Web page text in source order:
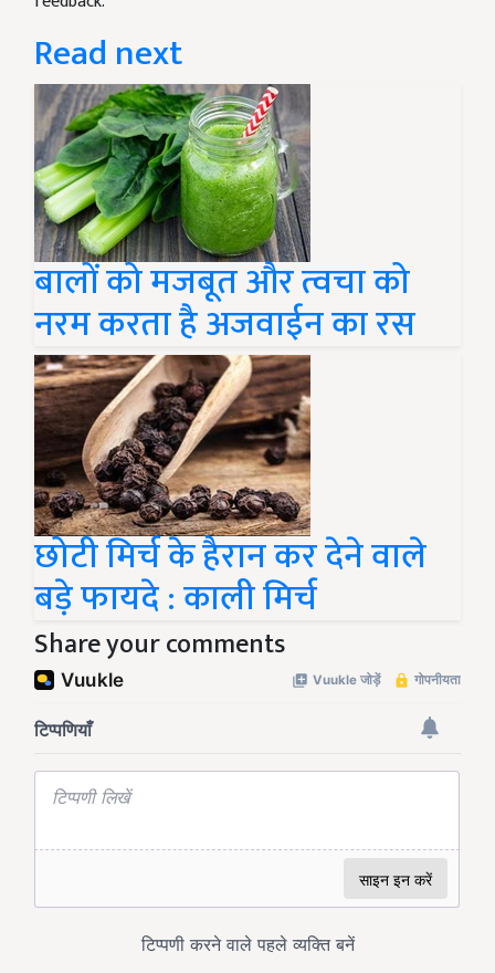
Read next
बालों को मजबूत और त्वचा को
नरम करता है अजवाईन का रस
छोटी मिर्च के हैरान कर देने वाले
बड़े फायदे : काली मिर्च
Share your comments